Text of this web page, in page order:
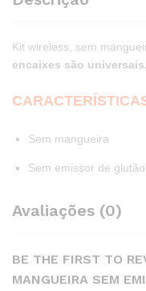
Kit wireless, sem
encaixes são universais.
Sem mangueira
Sem emissor de glutão
Avaliações (0)
BE THE FIRST TO
MANGUEIRA SEM